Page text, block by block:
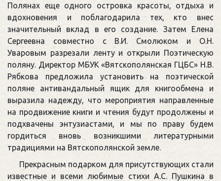
Полянах еще одного островка красоты, отдыха и
вдохновения и поблагодарила тех, кто внес
значительный вклад в его создание. Затем Елена
Сергеевна совместно с В.И. Смолюком и О.Н.
Уваровым разрезали ленту и открыли Поэтическую
поляну. Директор МБУК «Вятскополянская ГЦБС» Н.В.
Рябкова предложила установить на поэтической
поляне антивандальный ящик для книгообмена и
выразила надежду, что мероприятия направленные
на продвижение книги и чтения будут продолжены и
подхвачены энтузиастами, и мы по праву будем
гордиться вновь возникшими литературными
традициями на Вятскополянской земле.
Прекрасным подарком для присутствующих стали
известные и всеми любимые стихи А.С. Пушкина в